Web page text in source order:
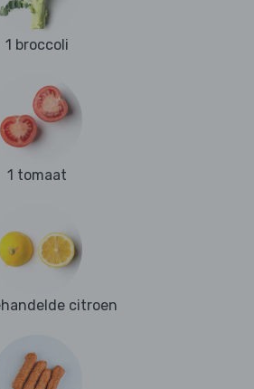
1 broccoli
1 tomaat
citroen